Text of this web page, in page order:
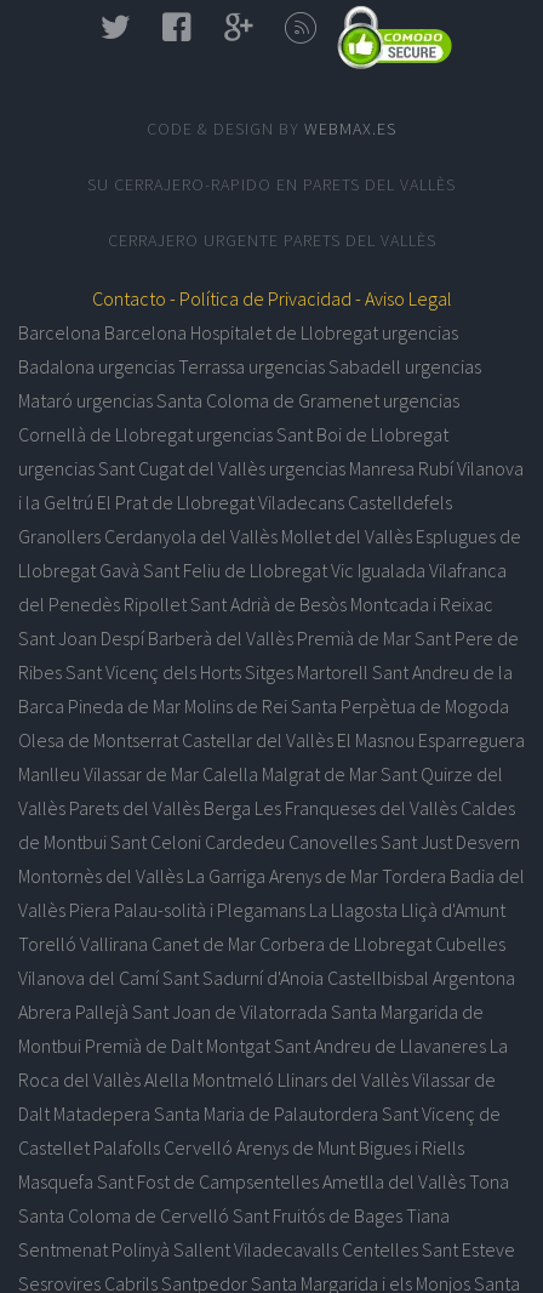
CODE & DESIGN BY WEBMAX.ES
SU CERRAJERO-RAPIDO EN PARETS DEL VALLÈS
CERRAJERO URGENTE PARETS DEL VALLÈS
Contacto - Política de Privacidad -Aviso Legal
Barcelona Barcelona Hospitalet de Llobregat urgencias
Badalona urgencias Terrassa urgencias Sabadell urgencias
Mataró urgencias Santa Coloma de Gramenet urgencias
Cornellà de Llobregat urgencias Sant Boi de Llobregat
urgencias Sant Cugat del Vallès urgencias Manresa RubíVilanova
i la Geltrú El Prat de LlobregatViladecans Castelldefels
Granollers Cerdanyola del Vallès Mollet del Vallès Esplugues de
Llobregat Gavà Sant Feliu de LlobregatVic Igualada Vilafranca
del Penedès Ripollet Sant Adrià de Besòs Montcada i Reixac
Sant Joan Despí Barberà del Vallès Premià de Mar Sant Pere de
Ribes Sant Vicenç dels Horts Sitges Martorell Sant Andreu de la
Barca Pineda de Mar Molins de Rei Santa Perpètua de Mogoda
Olesa de Montserrat Castellar del Vallès El Masnou Esparreguera
Manlleu Vilassar de Mar Calella Malgrat de Mar Sant Quirze del
Vallès Parets del Vallès Berga Les Franqueses del Vallès Caldes
de Montbui Sant Celoni Cardedeu Canovelles Sant Just Desvern
Montornès del Vallès La Garriga Arenys de Mar Tordera Badia del
Vallès Piera Palau-solità i Plegamans La Llagosta Lliçà d'Amunt
Torelló Vallirana Canet de Mar Corbera de Llobregat Cubelles
Vilanova del Camí Sant Sadurní d'Anoia Castellbisbal Argentona
Abrera Pallejà Sant Joan de Vilatorrada Santa Margarida de
Montbui Premià de Dalt Montgat Sant Andreu de Llavaneres La
Roca del VallèsAlella Montmeló Llinars del VallèsVilassar de
Dalt Matadepera Santa Maria de Palautordera Sant Vicenç de
Castellet Palafolls Cervelló Arenys de Munt Bigues i Riells
Masquefa Sant Fost de CampsentellesAmetlla del Vallès Tona
Santa Coloma de Cervelló Sant Fruitós de Bages Tiana
Sentmenat Polinyà SallentViladecavalls Centelles Sant Esteve
Sesrovires Cabrils Santpedor Santa Margarida i els Monjos Santa